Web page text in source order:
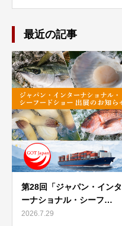
最近の記事
第28回「ジャパン・インタ
ーナショナル・シーフ…
2026.7.29